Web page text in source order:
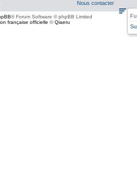
Nous contacter
® Forum Software © phpBB Limited
française officielle ©Qiaeru